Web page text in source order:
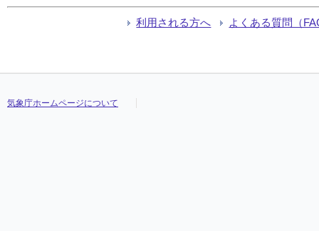
利用される方へ よくある質問（
気象庁ホームページについて